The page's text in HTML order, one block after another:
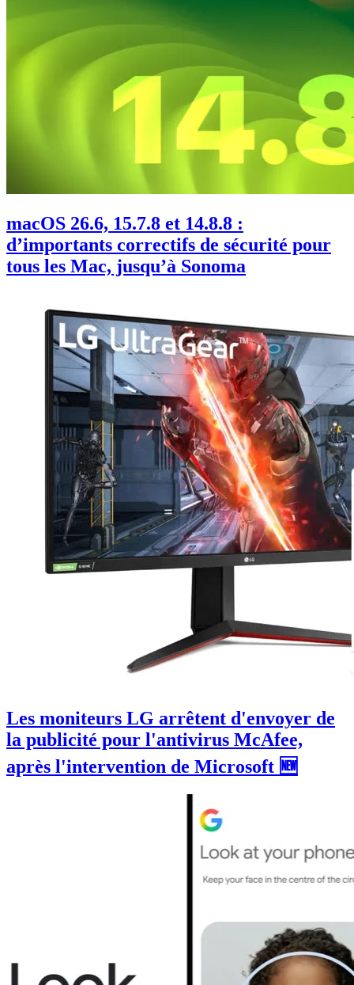
macOS 26.6, 15.7.8 et 14.8.8 :
d’importants correctifs de sécurité pour
tous les Mac, jusqu’à Sonoma
Les moniteurs LG arrêtent d'envoyer de
la publicité pour l'antivirus McAfee,
après l'intervention de Microsoft 🆕